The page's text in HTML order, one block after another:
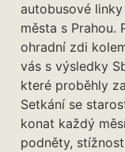
autobusové
města s Prahou.
ohradní zdi
vás s výsledky
které proběhly
Setkání se
konat každý
podněty,